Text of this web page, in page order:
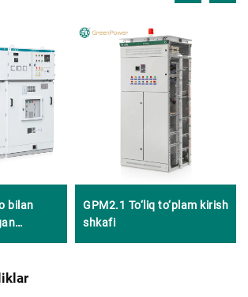
bilan
GPM2.1 To‘liq to‘plam kirish
shkafi